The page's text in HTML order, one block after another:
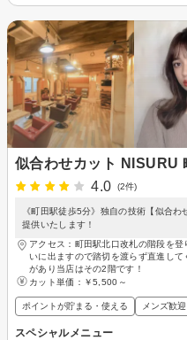
似合わせカット NISURU
4.0
(2件)
《町田駅徒歩5分》独自の技術【似合
提供いたします！
アクセス：町田駅北口改札の階段を
いに出ますので踏切を渡らず直進し
があり当店はその2階です！
カット単価： ￥5,500～
ポイントが貯まる・使える メンズ歓迎
スペシャルメニュー